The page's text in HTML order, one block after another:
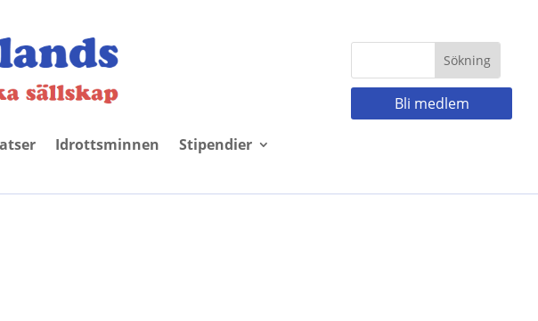
Idrottsminnen
Stipendier
Bli medlem